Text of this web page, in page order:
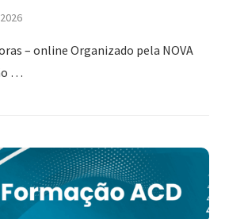
– online Organizado pela NOVA
…